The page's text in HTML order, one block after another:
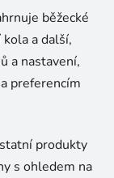
běžecké
a další,
a nastavení,
preferencím
produkty
s ohledem na